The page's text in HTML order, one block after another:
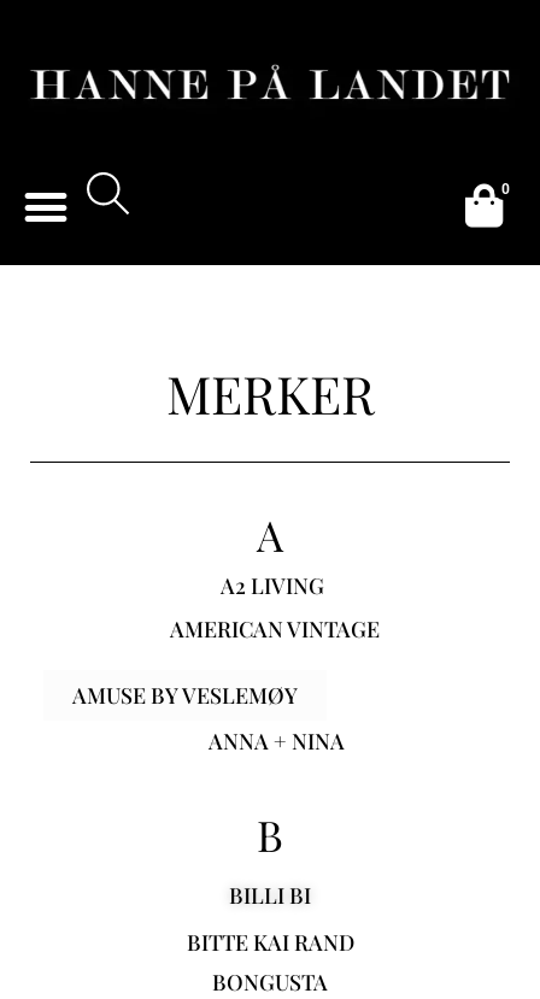
0
MERKER
A
A2 LIVING
AMERICAN VINTAGE
AMUSE BY VESLEMØY
ANNA + NINA
B
BILLI BI
BITTE KAI RAND
BONGUSTA